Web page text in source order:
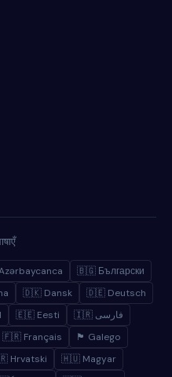
🇧🇬 Български
🇩🇰 Dansk
🇩🇪 Deutsch
🇪🇪 Eesti
🇮🇷 فارسی
🇫🇷 Français
🏴 Galego
Hrvatski
🇭🇺 Magyar